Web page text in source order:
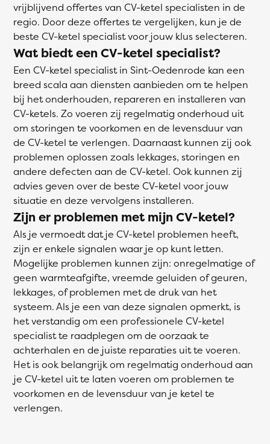
vrijblijvend offertes van CV-ketel specialisten in de
regio. Door deze offertes te vergelijken, kun je de
beste CV-ketel specialist voor jouw klus selecteren.
Wat biedt een CV-ketel specialist?
Een CV-ketel specialist in Sint-Oedenrode kan een
breed scala aan diensten aanbieden om te helpen
bij het onderhouden, repareren en installeren van
CV-ketels. Zo voeren zij regelmatig onderhoud uit
om storingen te voorkomen en de levensduur van
de CV-ketel te verlengen. Daarnaast kunnen zij ook
problemen oplossen zoals lekkages, storingen en
andere defecten aan de CV-ketel. Ook kunnen zij
advies geven over de beste CV-ketel voor jouw
situatie en deze vervolgens installeren.
Zijn er problemen met mijn CV-ketel?
Als je vermoedt dat je CV-ketel problemen heeft,
zijn er enkele signalen waar je op kunt letten.
Mogelijke problemen kunnen zijn: onregelmatige of
geen warmteafgifte, vreemde geluiden of geuren,
lekkages, of problemen met de druk van het
systeem. Als je een van deze signalen opmerkt, is
het verstandig om een professionele CV-ketel
specialist te raadplegen om de oorzaak te
achterhalen en de juiste reparaties uit te voeren.
Het is ook belangrijk om regelmatig onderhoud aan
je CV-ketel uit te laten voeren om problemen te
voorkomen en de levensduur van je ketel te
verlengen.